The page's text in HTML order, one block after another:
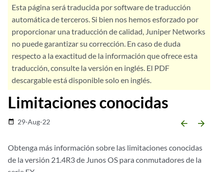
Esta página será traducida por software de traducción
automática de terceros. Si bien nos hemos esforzado por
proporcionar una traducción de calidad, Juniper Networks
no puede garantizar su corrección. En caso de duda
respecto a la exactitud de la información que ofrece esta
traducción, consulte la versión en inglés. El PDF
descargable está disponible solo en inglés.
Limitaciones conocidas
date_range 29-Aug-22 arrow_backward arrow_forward
Obtenga más información sobre las limitaciones conocidas
de la versión 21.4R3 de Junos OS para conmutadores de la